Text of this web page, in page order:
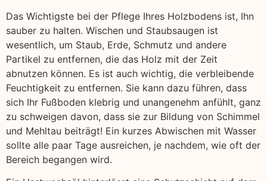
Das Wichtigste bei der Pflege Ihres Holzbodens ist, Ihn
sauber zu halten. Wischen und Staubsaugen ist
wesentlich, um Staub, Erde, Schmutz und andere
Partikel zu entfernen, die das Holz mit der Zeit
abnutzen können. Es ist auch wichtig, die verbleibende
Feuchtigkeit zu entfernen. Sie kann dazu führen, dass
sich Ihr Fußboden klebrig und unangenehm anfühlt, ganz
zu schweigen davon, dass sie zur Bildung von Schimmel
und Mehltau beiträgt! Ein kurzes Abwischen mit Wasser
sollte alle paar Tage ausreichen, je nachdem, wie oft der
Bereich begangen wird.